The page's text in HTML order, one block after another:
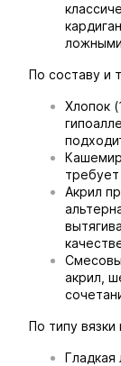
По составу и
Хлопок
Акрил
акрил,
По типу вязки
Гладкая